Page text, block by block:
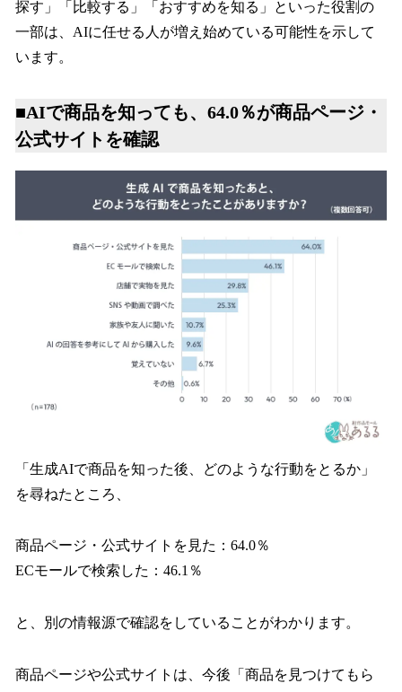
探す」「比較する」「おすすめを知る」といった役割の
一部は、AIに任せる人が増え始めている可能性を示して
います。
■AIで商品を知っても、64.0％が商品ページ・
公式サイトを確認
「生成AIで商品を知った後、どのような行動をとるか」
を尋ねたところ、
商品ページ・公式サイトを見た：64.0％
ECモールで検索した：46.1％
と、別の情報源で確認をしていることがわかります。
商品ページや公式サイトは、今後「商品を見つけてもら